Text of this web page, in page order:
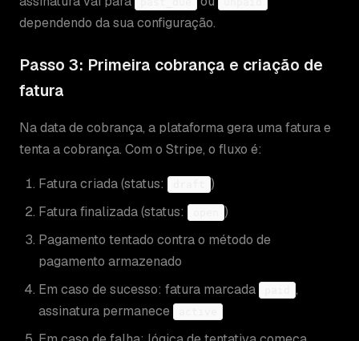
dependendo da sua configuração.
Passo 3: Primeira cobrança e criação de
fatura
Na data de cobrança, a plataforma gera uma fatura e
tenta a cobrança. Com o Stripe, o fluxo é:
Fatura criada (status:
)
Fatura finalizada (status:
)
Pagamento tentado contra o método de
pagamento armazenado
Em caso de sucesso: fatura marcada
,
assinatura permanece